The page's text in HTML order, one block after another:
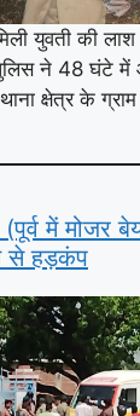
युवती की
ने 48 घंटे में
क्षेत्र के
(पूर्व में मोजर
से हड़कंप